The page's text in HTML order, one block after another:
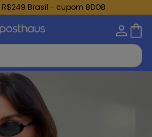
R$249 Brasil - cupom 8DO8